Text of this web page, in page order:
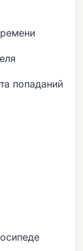
попаданий